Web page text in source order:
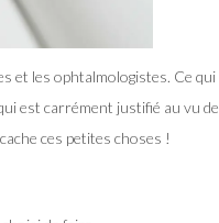
et les ophtalmologistes. Ce qui
est carrément justifié au vu de
ces petites choses !